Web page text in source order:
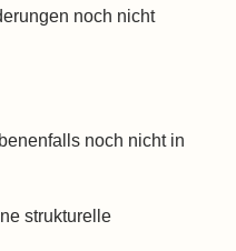
noch nicht
noch nicht in
strukturelle